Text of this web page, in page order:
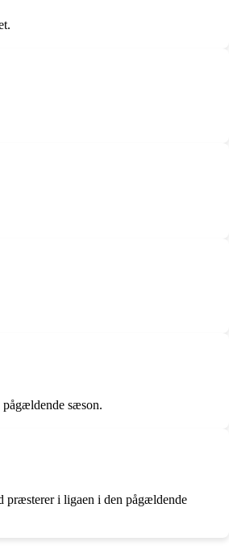
pågældende sæson.
præsterer i ligaen i den pågældende